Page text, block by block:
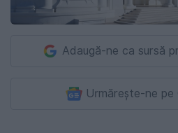
Adaugă-ne ca sursă
Urmărește-ne pe